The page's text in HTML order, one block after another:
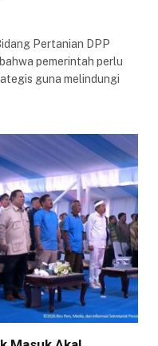
Pertanian DPP
pemerintah perlu
guna melindungi